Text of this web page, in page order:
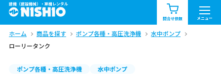
建機（建設機械）・重機レンタル
問合せ依頼 メニュー
商品一覧 お知らせ一覧
問合せ依頼リスト お問合せ
ホーム 商品を探す ポンプ各種・高圧洗浄機
水中ポンプ
ローリータンク
ポンプ各種・高圧洗浄機 水中ポンプ